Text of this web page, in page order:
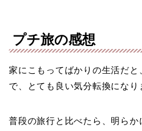
プチ旅の感想
家にこもってばかりの生活だ
で、とても良い気分転換になり
普段の旅行と比べたら、明ら